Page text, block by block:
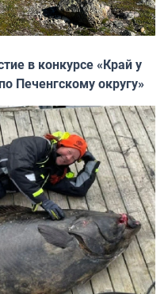
в конкурсе «Край у
Печенгскому округу»